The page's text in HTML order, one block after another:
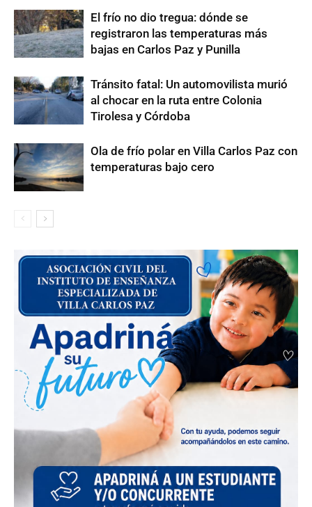
El frío no dio tregua: dónde se
registraron las temperaturas más
bajas en Carlos Paz y Punilla
Tránsito fatal: Un automovilista murió
al chocar en la ruta entre Colonia
Tirolesa y Córdoba
Ola de frío polar en Villa Carlos Paz con
temperaturas bajo cero